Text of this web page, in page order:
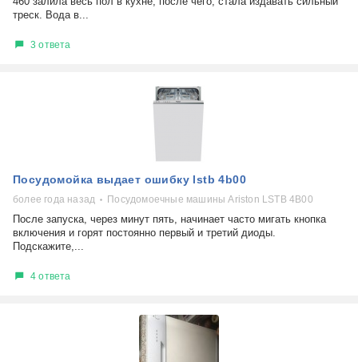
треск. Вода в...
3 ответа
Посудомойка выдает ошибку lstb 4b00
более года назад Посудомоечные машины Ariston LSTB 4B00
После запуска, через минут пять, начинает часто мигать кнопка
включения и горят постоянно первый и третий диоды.
Подскажите,...
4 ответа